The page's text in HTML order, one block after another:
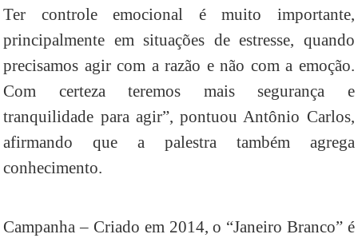
Ter controle emocional é muito importante,
principalmente em situações de estresse, quando
precisamos agir com a razão e não com a emoção.
Com certeza teremos mais segurança e
tranquilidade para agir”, pontuou Antônio Carlos,
afirmando que a palestra também agrega
conhecimento.
Campanha – Criado em 2014, o “Janeiro Branco” é